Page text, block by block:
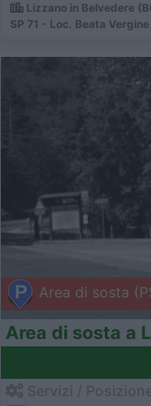
Lizzano in Belvedere
SP 71 - Loc. Beata
Area di sosta
Area di sosta a